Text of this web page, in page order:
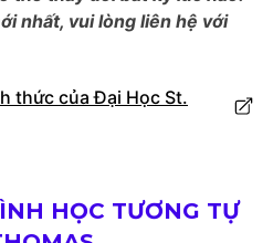
nhất, vui lòng liên hệ với
thức của Đại Học St.
HỌC TƯƠNG TỰ